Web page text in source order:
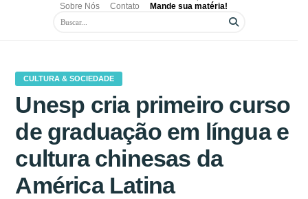
Sobre Nós
Contato Mande sua matéria!
CULTURA & SOCIEDADE
Unesp cria primeiro curso
de graduação em língua e
cultura chinesas da
América Latina